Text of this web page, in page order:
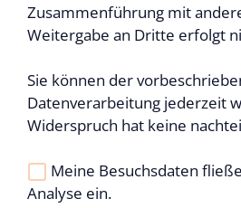
Zusammenführung mit
Weitergabe an Dritte erfolgt
Sie können der
Datenverarbeitung jederzeit
Widerspruch hat keine
Meine Besuchsdaten
Analyse ein.